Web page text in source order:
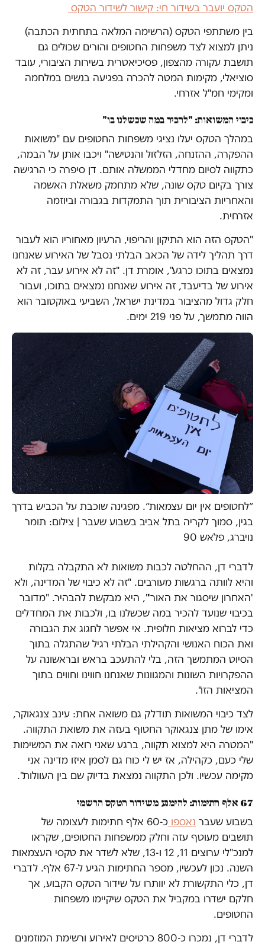
הטקס יועבר בשידור חי: קישור לשידור הטקס
בין משתתפי הטקס (הרשימה המלאה בתחתית הכתבה)
ניתן למצוא לצד משפחות החטופים והורים שכולים גם
תושבת עקורה מהצפון, פסיכיאטרית בשירות הציבורי, עובד
סוציאלי, מקימות המטה להכרה בפגיעה בנשים במלחמה
ומקימי חמ"ל אזרחי.
כיבוי המשואות: "להכיר במה שכשלנו בו"
במהלך הטקס יעלו נציגי משפחות החטופים עם "משואות
ההפקרה, ההזנחה, הזלזול והנטישה" ויכבו אותן על הבמה,
כתקווה לסיום מחדלי הממשלה אותם. דן סיפרה כי הרגישה
צורך בקיום טקס שונה, שלא מתחמק משאלת האשמה
והאחריות הציבורית תוך התמקדות בגבורה וביוזמה
אזרחית.
"הטקס הזה הוא התיקון והריפוי, הרעיון מאחוריו הוא לעבור
דרך תהליך לידה של הכאב הבלתי נסבל של האירוע שאנחנו
נמצאים בתוכו כרגע", אומרת דן. "זה לא אירוע עבר, זה לא
אירוע של בדיעבד, זה אירוע שאנחנו נמצאים בתוכו, ועבור
חלק גדול מהציבור במדינת ישראל, השביעי באוקטובר הוא
הווה מתמשך, על פני 219 ימים.
״לחטופים אין יום עצמאות״. מפגינה שוכבת על הכביש בדרך
בגין, סמוך לקריה בתל אביב בשבוע שעבר | צילום: תומר
נויברג, פלאש 90
לדברי דן, ההחלטה לכבות משואות לא התקבלה בקלות
והיא לוותה ברגשות מעורבים. "זה לא כיבוי של המדינה, ולא
'האחרון שיסגור את האור'", היא מבקשת להבהיר. "מדובר
בכיבוי שנועד להכיר במה שכשלנו בו, ולכבות את המחדלים
כדי לברוא מציאות חלופית. אי אפשר לחגוג את הגבורה
ואת הכוח האנושי והקהילתי הבלתי רגיל שהתגלה בתוך
הסיוט המתמשך הזה, בלי להתעכב בראש ובראשונה על
ההפקרויות השונות והמגוונות שאנחנו חווינו וחווים בתוך
המציאות הזו".
לצד כיבוי המשואות תודלק גם משואה אחת: עינב צנגאוקר,
אימו של מתן צנגאוקר החטוף בעזה את משואת התקווה.
"המטרה היא למצוא תקווה, ברגע שאני רואה את המשימות
שלי כעם, כקהילה, אז יש לי כוח גם לסמן איזו מדינה אני
מקימה עכשיו. ולכן התקווה נמצאת בדיוק שם בין העוולות".
67 אלף חתימות: להימנע משידור הטקס הרשמי
בשבוע שעבר נאספו
כ-60 אלף חתימות לעצומה של
תושבים מעוטף עזה וחלק ממשפחות החטופים, שקראו
למנכ"לי ערוצים 11, 12 ו-13, שלא לשדר את טקסי העצמאות
השנה. נכון לעכשיו, מספר החתימות הגיע ל-67 אלף. לדברי
דן, כלי התקשורת לא יוותרו על שידור הטקס הקבוע, אך
חלקם ישדרו במקביל את הטקס שיקיימו משפחות
החטופים.
לדברי דן, נמכרו כ-800 כרטיסים לאירוע ורשימת המוזמנים